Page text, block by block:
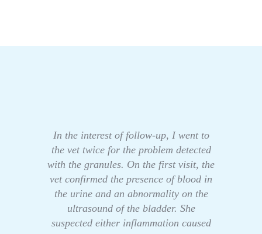
In the interest of follow-up, I went to
the vet twice for the problem detected
with the granules. On the first visit, the
vet confirmed the presence of blood in
the urine and an abnormality on the
ultrasound of the bladder. She
suspected either inflammation caused